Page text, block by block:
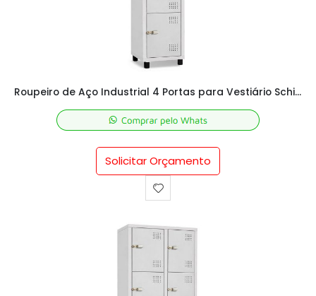
Roupeiro de Aço Industrial 4 Portas para Vestiário Schier Móveis
Solicitar Orçamento